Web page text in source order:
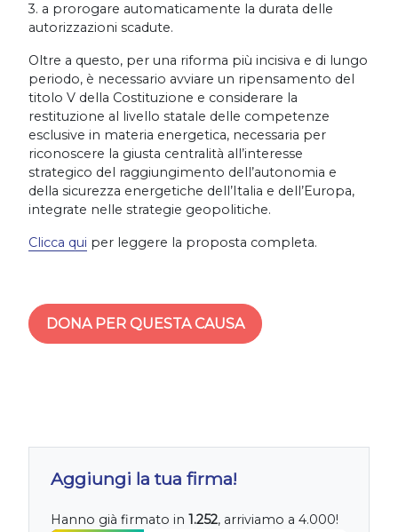
3. a prorogare automaticamente la durata delle
autorizzazioni scadute.
Oltre a questo, per una riforma più incisiva e di lungo
periodo, è necessario avviare un ripensamento del
titolo V della Costituzione e considerare la
restituzione al livello statale delle competenze
esclusive in materia energetica, necessaria per
riconoscere la giusta centralità all’interesse
strategico del raggiungimento dell’autonomia e
della sicurezza energetiche dell’Italia e dell’Europa,
integrate nelle strategie geopolitiche.
Clicca qui per leggere la proposta completa.
DONA PER QUESTA CAUSA
Aggiungi la tua firma!
Hanno già firmato in 1.252, arriviamo a 4.000!